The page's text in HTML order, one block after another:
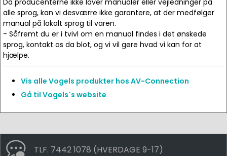
Da producenterne ikke laver manualer eller vejledninger på
alle sprog, kan vi desværre ikke garantere, at der medfølger
manual på lokalt sprog til varen.
- Såfremt du er i tvivl om en manual findes i det ønskede
sprog, kontakt os da blot, og vi vil gøre hvad vi kan for at
hjælpe.
Vis alle Vogels produkter hos AV-Connection
Gå til Vogels´s website
TLF. 7442 1078 (HVERDAGE 9-17)